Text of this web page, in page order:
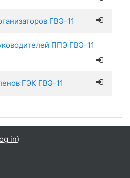
ГВЭ-11
ППЭ ГВЭ-11
ГЭК ГВЭ-11
in)